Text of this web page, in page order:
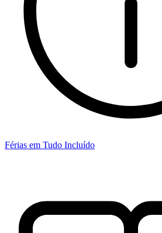
Férias em Tudo Incluído